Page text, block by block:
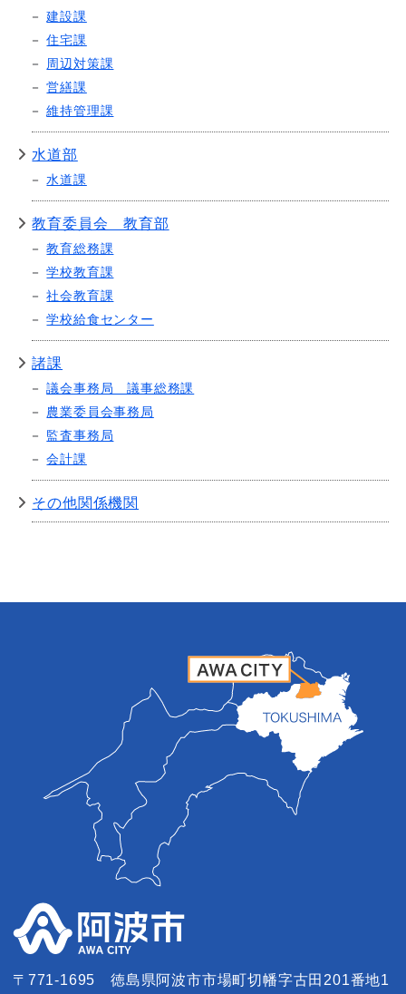
建設課
住宅課
周辺対策課
営繕課
維持管理課
水道部
水道課
教育委員会 教育部
教育総務課
学校教育課
社会教育課
学校給食センター
諸課
議会事務局 議事総務課
農業委員会事務局
監査事務局
会計課
その他関係機関
〒771-1695 徳島県阿波市市場町切幡字古田201番地1